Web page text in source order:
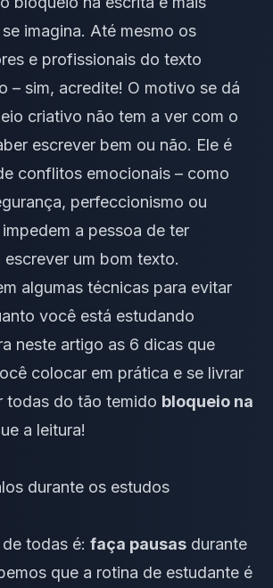
imagina. Até mesmo os
e profissionais do texto
– sim, acredite! O motivo se dá
criativo não tem a ver com o
escrever bem ou não. Ele é
conflitos emocionais – como
perfeccionismo ou
a pessoa de ter
um bom texto.
algumas técnicas para evitar
você está estudando
neste artigo as 6 dicas que
colocar em prática e se livrar
todas do tão temido bloqueio na
a leitura!
durante os estudos
todas é: faça pausas durante
que a rotina de estudante é